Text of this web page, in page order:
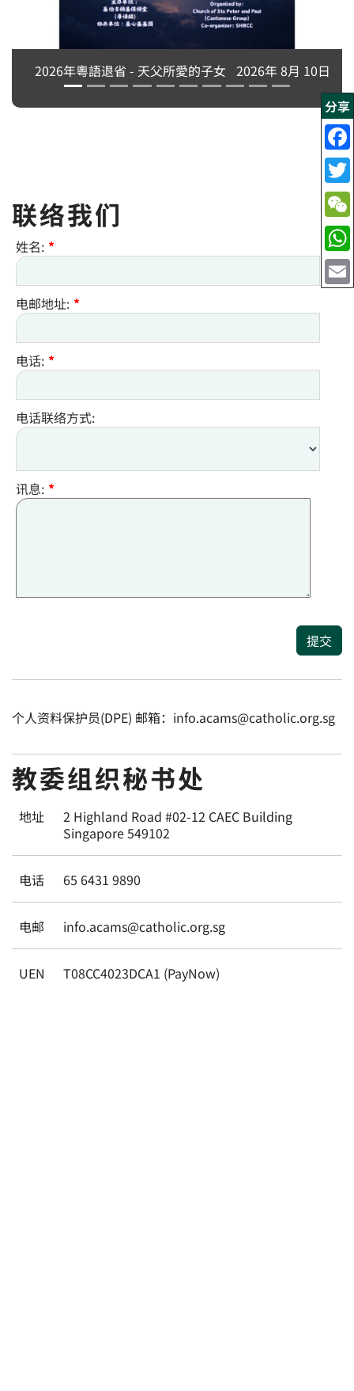
分享
2026年粵語退省 - 天父所愛的子女 2026年 8月 10日
联络我们
姓名: *
电邮地址: *
电话: *
电话联络方式:
讯息: *
提交
个人资料保护员(DPE) 邮箱：info.acams@catholic.org.sg
教委组织秘书处
地址
2 Highland Road #02-12 CAEC Building
Singapore 549102
电话 65 6431 9890
电邮 info.acams@catholic.org.sg
UEN T08CC4023DCA1 (PayNow)